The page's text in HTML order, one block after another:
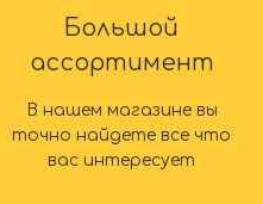
Большой
ассортимент
В нашем магазине вы
точно найдете все что
вас интересует